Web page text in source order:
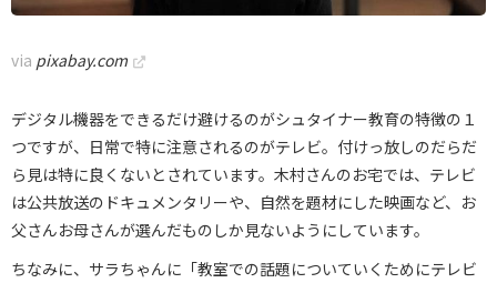
via pixabay.com
デジタル機器をできるだけ避けるのがシュタイナー教育の特徴の１
つですが、日常で特に注意されるのがテレビ。付けっ放しのだらだ
ら見は特に良くないとされています。木村さんのお宅では、テレビ
は公共放送のドキュメンタリーや、自然を題材にした映画など、お
父さんお母さんが選んだものしか見ないようにしています。
ちなみに、サラちゃんに「教室での話題についていくためにテレビ